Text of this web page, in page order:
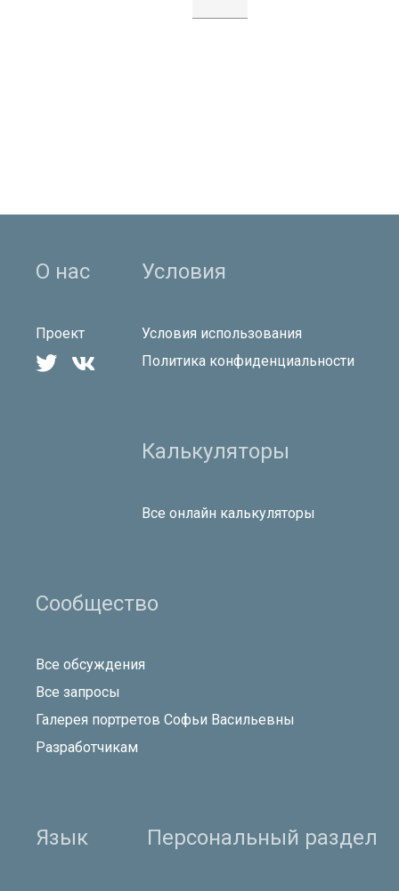
О нас
Проект
 
Условия
Условия использования
Политика конфиденциальности
Калькуляторы
Все онлайн калькуляторы
Сообщество
Все обсуждения
Все запросы
Галерея портретов Софьи Васильевны
Разработчикам
Язык Персональный раздел